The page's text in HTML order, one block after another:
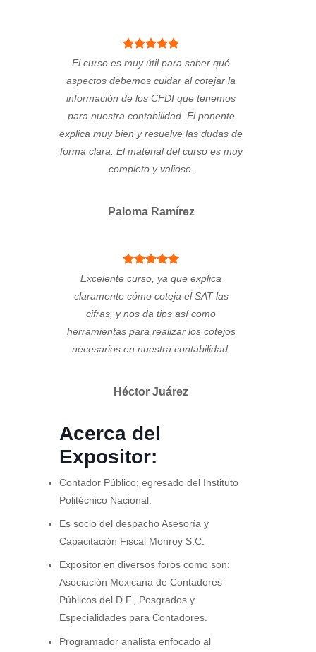
El curso es muy útil para saber qué
aspectos debemos cuidar al cotejar la
información de los CFDI que tenemos
para nuestra contabilidad. El ponente
explica muy bien y resuelve las dudas de
forma clara. El material del curso es muy
completo y valioso.
Paloma Ramírez
Excelente curso, ya que explica
claramente cómo coteja el SAT las
cifras, y nos da tips así como
herramientas para realizar los cotejos
necesarios en nuestra contabilidad.
Héctor Juárez
Acerca del
Expositor:
Contador Público; egresado del Instituto
Politécnico Nacional.
Es socio del despacho Asesoría y
Capacitación Fiscal Monroy S.C.
Expositor en diversos foros como son:
Asociación Mexicana de Contadores
Públicos del D.F., Posgrados y
Especialidades para Contadores.
Programador analista enfocado al